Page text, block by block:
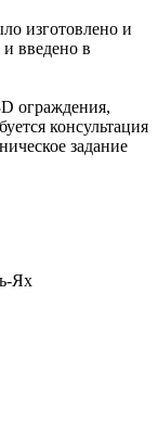
изготовлено и
и введено в
ограждения,
консультация
задание
Ях